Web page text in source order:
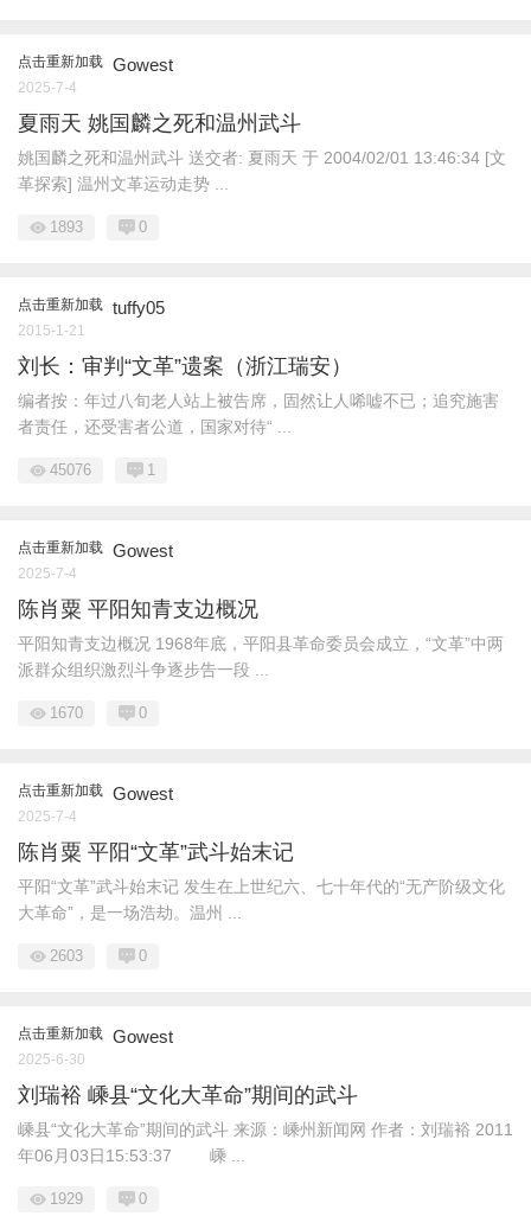
点击重新加载 Gowest
2025-7-4
夏雨天 姚国麟之死和温州武斗
姚国麟之死和温州武斗 送交者: 夏雨天 于 2004/02/01 13:46:34 [文
革探索] 温州文革运动走势 ...
1893 0
点击重新加载 tuffy05
2015-1-21
刘长：审判“文革”遗案（浙江瑞安）
编者按：年过八旬老人站上被告席，固然让人唏嘘不已；追究施害
者责任，还受害者公道，国家对待“ ...
45076 1
点击重新加载 Gowest
2025-7-4
陈肖粟 平阳知青支边概况
平阳知青支边概况 1968年底，平阳县革命委员会成立，“文革”中两
派群众组织激烈斗争逐步告一段 ...
1670 0
点击重新加载 Gowest
2025-7-4
陈肖粟 平阳“文革”武斗始末记
平阳“文革”武斗始末记 发生在上世纪六、七十年代的“无产阶级文化
大革命”，是一场浩劫。温州 ...
2603 0
点击重新加载 Gowest
2025-6-30
刘瑞裕 嵊县“文化大革命”期间的武斗
嵊县“文化大革命”期间的武斗 来源：嵊州新闻网 作者：刘瑞裕 2011
年06月03日15:53:37 嵊 ...
1929 0